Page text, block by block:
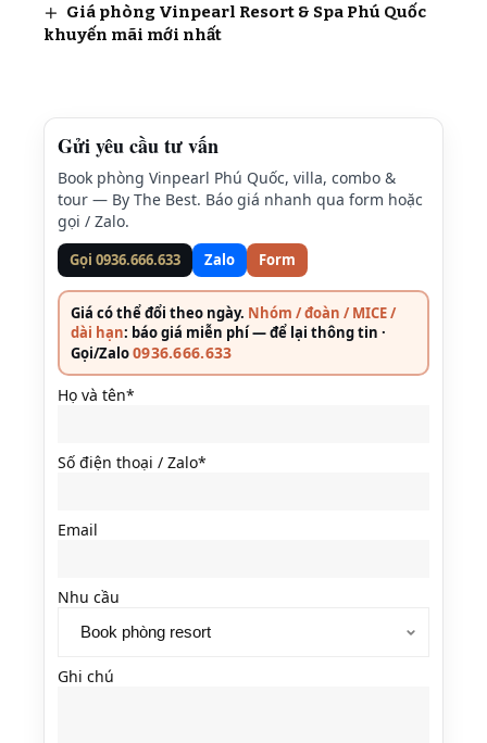
Giá phòng Vinpearl Resort & Spa Phú Quốc
khuyến mãi mới nhất
Gửi yêu cầu tư vấn
Book phòng Vinpearl Phú Quốc, villa, combo &
tour — By The Best. Báo giá nhanh qua form hoặc
gọi / Zalo.
Gọi 0936.666.633 Zalo Form
Giá có thể đổi theo ngày. Nhóm / đoàn / MICE /
dài hạn: báo giá miễn phí — để lại thông tin ·
Gọi/Zalo0936.666.633
Họ và tên*
Số điện thoại / Zalo*
Email
Nhu cầu
Ghi chú